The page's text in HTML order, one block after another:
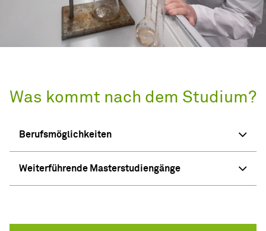
Was kommt nach dem Studium?
Berufsmöglichkeiten
Weiterführende Masterstudiengänge